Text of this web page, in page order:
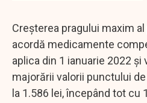
Creșterea pragului maxim
acordă medicamente
aplica din 1 ianuarie 2022 și
majorării valorii punctului
la 1.586 lei, începând tot cu